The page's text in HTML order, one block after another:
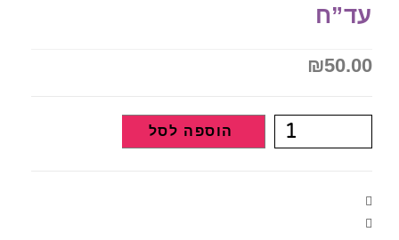
עד”ח
₪50.00
הוספה לסל